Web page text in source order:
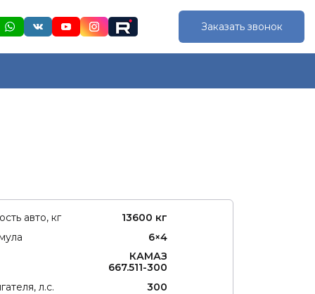
Заказать звонок
авто, кг
13600 кг
6×4
КАМАЗ
667.511-300
л.с.
300